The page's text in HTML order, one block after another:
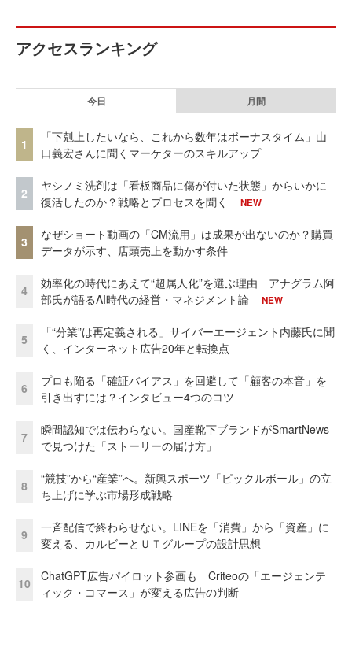
アクセスランキング
今日 月間
1
「下剋上したいなら、これから数年はボーナスタイム」山
口義宏さんに聞くマーケターのスキルアップ
2
ヤシノミ洗剤は「看板商品に傷が付いた状態」からいかに
復活したのか？戦略とプロセスを聞く
NEW
3
なぜショート動画の「CM流用」は成果が出ないのか？購買
データが示す、店頭売上を動かす条件
4
効率化の時代にあえて“超属人化”を選ぶ理由 アナグラム阿
部氏が語るAI時代の経営・マネジメント論
NEW
5
「“分業”は再定義される」サイバーエージェント内藤氏に聞
く、インターネット広告20年と転換点
6
プロも陥る「確証バイアス」を回避して「顧客の本音」を
引き出すには？インタビュー4つのコツ
7
瞬間認知では伝わらない。国産靴下ブランドがSmartNews
で見つけた「ストーリーの届け方」
8
“競技”から“産業”へ。新興スポーツ「ピックルボール」の立
ち上げに学ぶ市場形成戦略
9
一斉配信で終わらせない。LINEを「消費」から「資産」に
変える、カルビーとＵＴグループの設計思想
10
ChatGPT広告パイロット参画も Criteoの「エージェンテ
ィック・コマース」が変える広告の判断